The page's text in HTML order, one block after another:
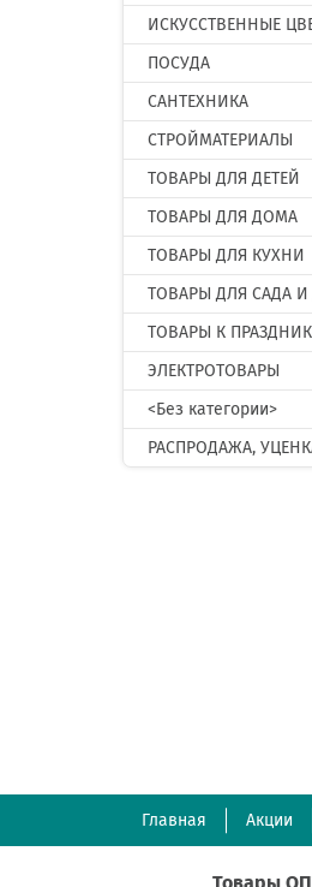
ИСКУССТВЕННЫЕ
ПОСУДА
САНТЕХНИКА
СТРОЙМАТЕРИАЛЫ
ТОВАРЫ ДЛЯ ДЕТЕЙ
ТОВАРЫ ДЛЯ ДОМА
ТОВАРЫ ДЛЯ КУХНИ
ТОВАРЫ ДЛЯ САДА
ТОВАРЫ К
ЭЛЕКТРОТОВАРЫ
<Без категории>
РАСПРОДАЖА,
Главная Акции